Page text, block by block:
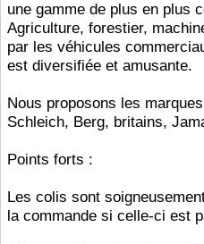
une gamme de plus en plus
Agriculture, forestier,
par les véhicules
est diversifiée et amusante.
Nous proposons les
Schleich, Berg, britains,
Points forts :
Les colis sont
la commande si celle-ci est